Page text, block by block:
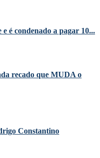
é condenado a pagar 10...
recado que MUDA o
Constantino